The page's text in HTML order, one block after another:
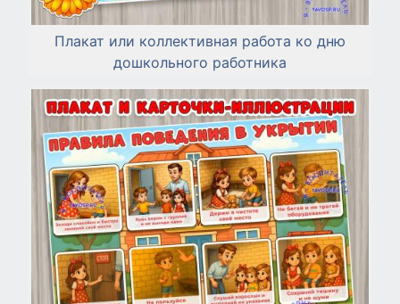
Плакат или коллективная работа ко дню
дошкольного работника